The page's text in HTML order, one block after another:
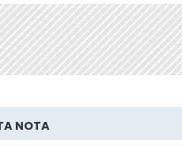
NOTA